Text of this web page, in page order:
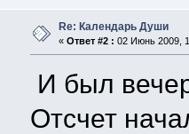
Re: Календарь Души
« Ответ #2 : 02 Июнь 2009,
И был
Отсчет